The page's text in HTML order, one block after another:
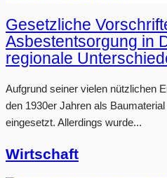
Gesetzliche
Asbestentsorgung in
regionale
Aufgrund seiner vielen nützlichen
den 1930er Jahren als
eingesetzt. Allerdings wurde...
Wirtschaft